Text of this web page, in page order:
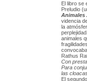
El libro se
Preludio
Animales
videncia
la
animales
Rathus
Con
Para
las
El